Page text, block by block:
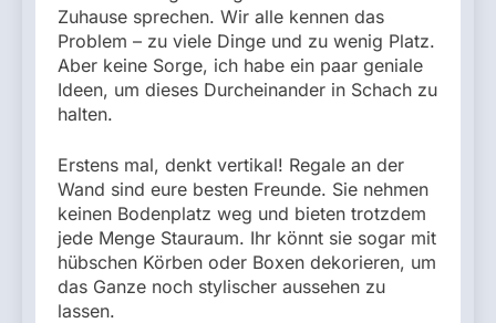
Zuhause sprechen. Wir alle kennen das
Problem – zu viele Dinge und zu wenig Platz.
Aber keine Sorge, ich habe ein paar geniale
Ideen, um dieses Durcheinander in Schach zu
halten.
Erstens mal, denkt vertikal! Regale an der
Wand sind eure besten Freunde. Sie nehmen
keinen Bodenplatz weg und bieten trotzdem
jede Menge Stauraum. Ihr könnt sie sogar mit
hübschen Körben oder Boxen dekorieren, um
das Ganze noch stylischer aussehen zu
lassen.